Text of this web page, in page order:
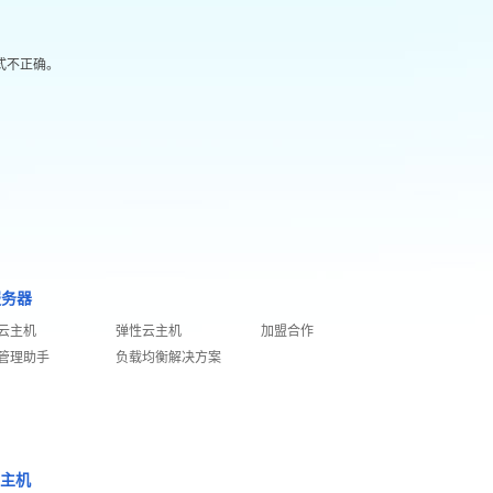
正确。
器
主机
理助手
弹性云主机
负载均衡解决方案
加盟合作
机